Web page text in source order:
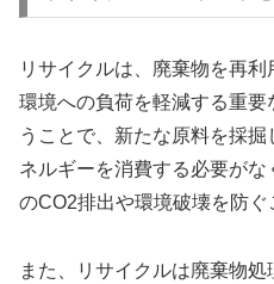
リサイクルは、廃棄物を再
環境への負荷を軽減する重
うことで、新たな原料を採
ネルギーを消費する必要が
のCO2排出や環境破壊を防ぐ
また、リサイクルは廃棄物